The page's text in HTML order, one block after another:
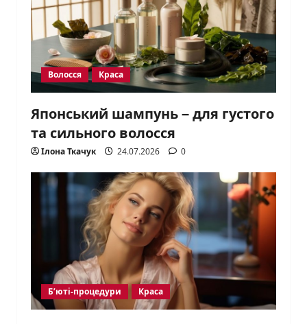
Волосся Краса
Японський шампунь – для густого
та сильного волосся
Ілона Ткачук 24.07.2026 0
Б’юті-процедури Краса